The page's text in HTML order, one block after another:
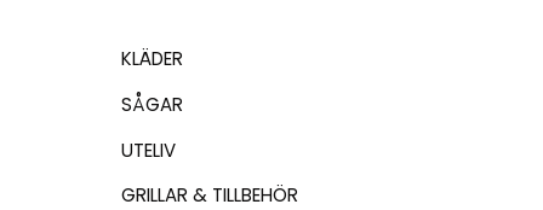
KLÄDER
SÅGAR
UTELIV
GRILLAR & TILLBEHÖR